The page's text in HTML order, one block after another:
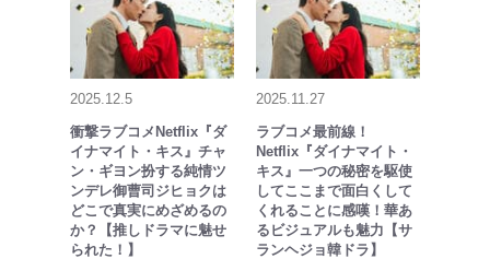
2025.12.5
衝撃ラブコメNetflix『ダ
イナマイト・キス』チャ
ン・ギヨン扮する純情ツ
ンデレ御曹司ジヒョクは
どこで真実にめざめるの
か？【推しドラマに魅せ
られた！】
2025.11.27
ラブコメ最前線！
Netflix『ダイナマイト・
キス』一つの秘密を駆使
してここまで面白くして
くれることに感嘆！華あ
るビジュアルも魅力【サ
ランヘジョ韓ドラ】